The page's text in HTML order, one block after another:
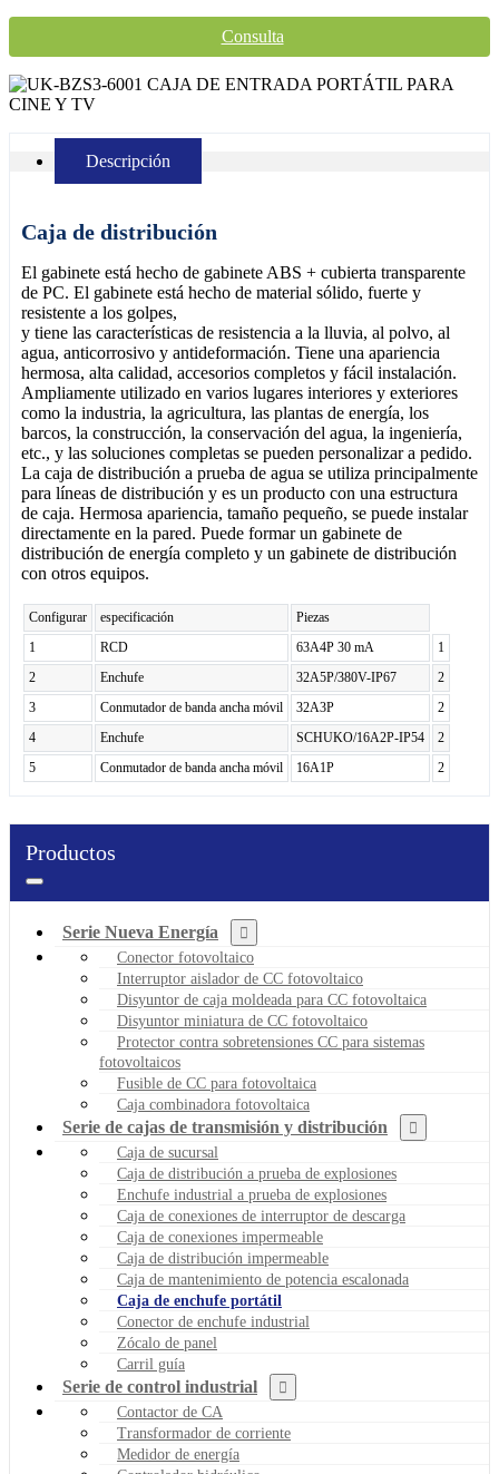
Consulta
Descripción
Caja de distribución
El gabinete está hecho de gabinete ABS + cubierta transparente
de PC. El gabinete está hecho de material sólido, fuerte y
resistente a los golpes,
y tiene las características de resistencia a la lluvia, al polvo, al
agua, anticorrosivo y antideformación. Tiene una apariencia
hermosa, alta calidad, accesorios completos y fácil instalación.
Ampliamente utilizado en varios lugares interiores y exteriores
como la industria, la agricultura, las plantas de energía, los
barcos, la construcción, la conservación del agua, la ingeniería,
etc., y las soluciones completas se pueden personalizar a pedido.
La caja de distribución a prueba de agua se utiliza principalmente
para líneas de distribución y es un producto con una estructura
de caja. Hermosa apariencia, tamaño pequeño, se puede instalar
directamente en la pared. Puede formar un gabinete de
distribución de energía completo y un gabinete de distribución
con otros equipos.
Configurar especificación
Piezas
1
RCD 63A4P 30 mA
1
2
Enchufe 32A5P/380V-IP67
2
3
Conmutador de banda ancha móvil 32A3P
2
4
Enchufe SCHUKO/16A2P-IP54
2
5
Conmutador de banda ancha móvil 16A1P 2
Productos
Serie Nueva Energía
Conector fotovoltaico
Interruptor aislador de CC fotovoltaico
Disyuntor de caja moldeada para CC fotovoltaica
Disyuntor miniatura de CC fotovoltaico
Protector contra sobretensiones CC para sistemas
fotovoltaicos
Fusible de CC para fotovoltaica
Caja combinadora fotovoltaica
Serie de cajas de transmisión y distribución
Caja de sucursal
Caja de distribución a prueba de explosiones
Enchufe industrial a prueba de explosiones
Caja de conexiones de interruptor de descarga
Caja de conexiones impermeable
Caja de distribución impermeable
Caja de mantenimiento de potencia escalonada
Caja de enchufe portátil
Conector de enchufe industrial
Zócalo de panel
Carril guía
Serie de control industrial
Contactor de CA
Transformador de corriente
Medidor de energía